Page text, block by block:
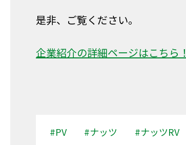
是非、ご覧ください。
企業紹介の詳細ページはこちら！
#PV #ナッツ #ナッツRV